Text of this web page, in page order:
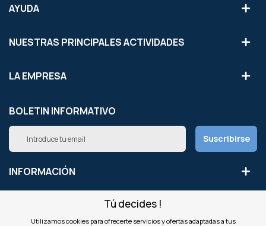
Tú decides !
Utilizamos cookies para ofrecerte servicios y ofertas adaptadas a tus
AYUDA
NUESTRAS PRINCIPALES ACTIVIDADES
LA EMPRESA
BOLETIN INFORMATIVO
Inscríbete
nuestro
boletín
de
noticias:
Suscribirse
INFORMACIÓN